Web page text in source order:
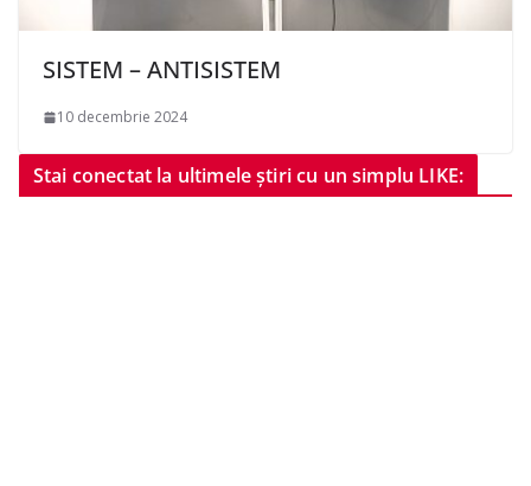
SISTEM – ANTISISTEM
10 decembrie 2024
Stai conectat la ultimele știri cu un simplu LIKE: